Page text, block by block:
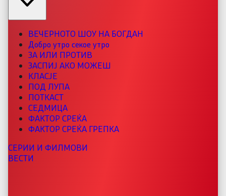
ВЕЧЕРНОТО ШОУ НА БОГДАН
Добро утро секое утро
ЗА ИЛИ ПРОТИВ
ЗАСПИЈ АКО МОЖЕШ
КЛАСЈЕ
ПОД ЛУПА
ПОТКАСТ
СЕДМИЦА
ФАКТОР СРЕЌА
ФАКТОР СРЕЌА ГРЕПКА
СЕРИИ И ФИЛМОВИ
ВЕСТИ